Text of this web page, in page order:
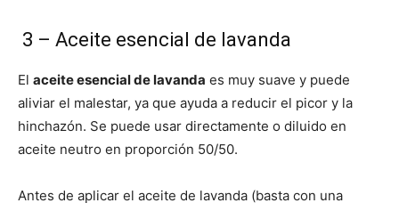
3 – Aceite esencial de lavanda
El aceite esencial de lavanda es muy suave y puede
aliviar el malestar, ya que ayuda a reducir el picor y la
hinchazón. Se puede usar directamente o diluido en
aceite neutro en proporción 50/50.
Antes de aplicar el aceite de lavanda (basta con una